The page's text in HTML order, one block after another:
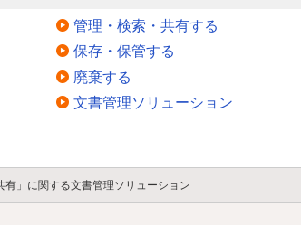
管理・検索・共有する
保存・保管する
廃棄する
文書管理ソリューション
有」に関する文書管理ソリューション